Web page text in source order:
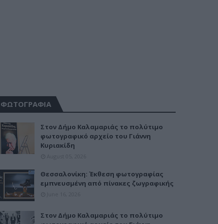
ΦΩΤΟΓΡΑΦΙΑ
Στον Δήμο Καλαμαριάς το πολύτιμο
φωτογραφικό αρχείο του Γιάννη
Κυριακίδη
Θεσσαλονίκη: Έκθεση φωτογραφίας
εμπνευσμένη από πίνακες ζωγραφικής
Στον Δήμο Καλαμαριάς το πολύτιμο